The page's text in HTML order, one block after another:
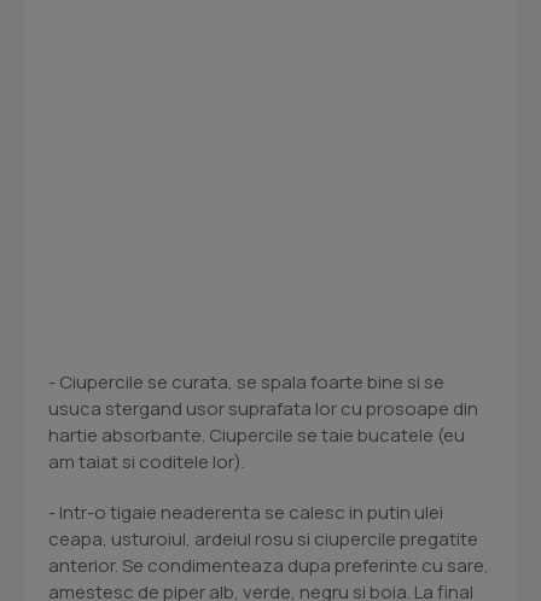
- Ciupercile se curata, se spala foarte bine si se
usuca stergand usor suprafata lor cu prosoape din
hartie absorbante. Ciupercile se taie bucatele (eu
am taiat si coditele lor).
- Intr-o tigaie neaderenta se calesc in putin ulei
ceapa, usturoiul, ardeiul rosu si ciupercile pregatite
anterior. Se condimenteaza dupa preferinte cu sare,
amestesc de piper alb, verde, negru si boia. La final